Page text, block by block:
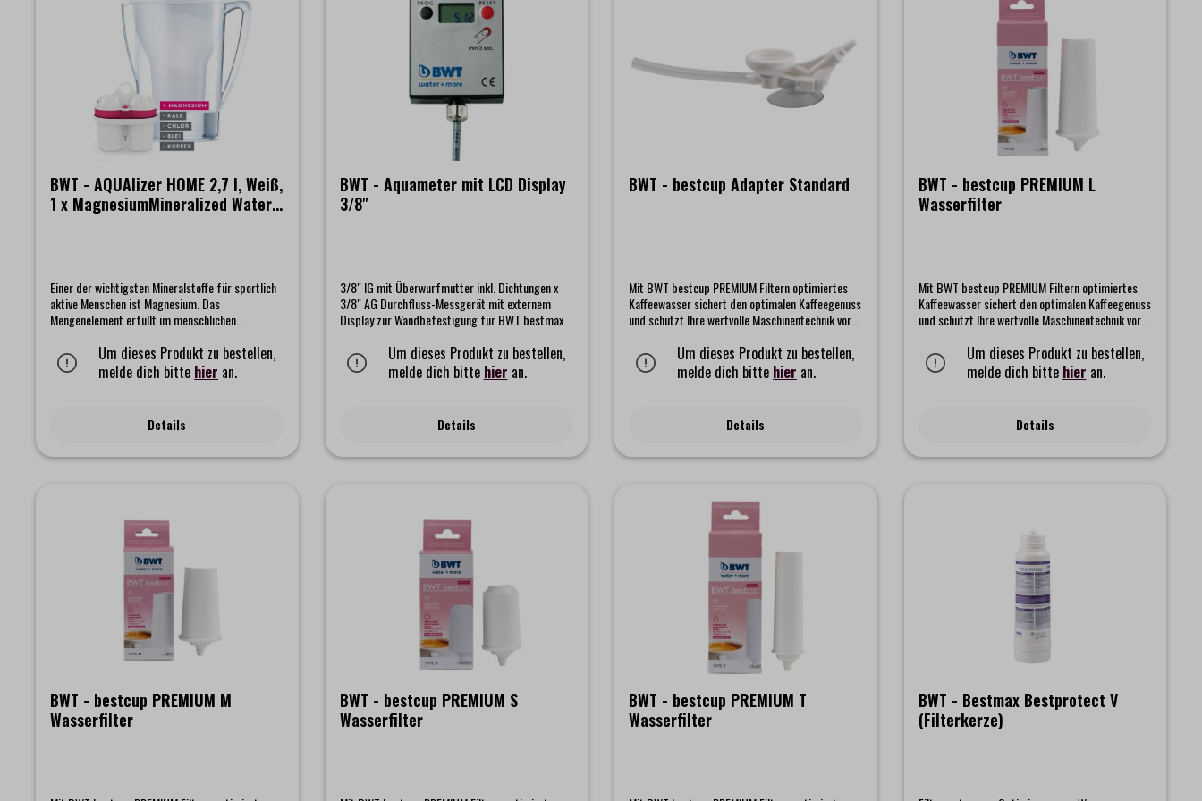
BWT - AQUAlizer HOME 2,7 l, Weiß,
1 x MagnesiumMineralized Water
Einer der wichtigsten Mineralstoffe für sportlich
aktive Menschen ist Magnesium. Das
Mengenelement erfüllt im menschlichen
so wichtig, da es verantwortlich für die normale
Muskelfunktion ist, aber auch an der
Zuckergewinnung, der Zellatmung und dem
Filtertechnologie optimiert Ihr Leitungswasser
und mineralisiert es mit Magnesium. "Magnesium
besonderen Boost und einen einzigartigen
Das im Wasser natürlich vorkommende
Magnesium (Mg2+) bleibt erhalten. Zusätzlich
wird durch den Austausch von Kalzium (Ca2+)
physiologisch wertvolles Magnesium freigesetzt.
Dadurch kommt es zu einer Erhöhung der Anzahl
an Magnesium-Ionen im gefilterten Wasser. Das
Ergebnis: Einzigartiger Geschmack dank
Magnesium und ein vollmundiges Aroma bei Tee
und Kaffee.Lieferumfang: 1 AQUAlizer
Filterkartuschen
Um dieses Produkt zu bestellen,
melde dich bitte hier an.
Details
BWT - Aquameter mit LCD Display
3/8"
3/8" IG mit Überwurfmutter inkl. Dichtungen x
3/8" AG Durchfluss-Messgerät mit externem
Display zur Wandbefestigung für BWT bestmax
Um dieses Produkt zu bestellen,
melde dich bitte hier an.
Details
BWT - bestcup Adapter Standard
Mit BWT bestcup PREMIUM Filtern optimiertes
Kaffeewasser sichert den optimalen Kaffeegenuss
und schützt Ihre wertvolle Maschinentechnik vor
bestcup PREMIUM Filter verfügen über einen
speziellen Anschluss und werden einfach in den
Ansaugstutzen im Tank von Kaffeemaschinen
Anschluss der In-Tankfiilter - BWT bestcup
PREMIUM T- BWT bestcup PREMIUM S- BWT
Um dieses Produkt zu bestellen,
melde dich bitte hier an.
Details
BWT - bestcup PREMIUM L
Wasserfilter
Mit BWT bestcup PREMIUM Filtern optimiertes
Kaffeewasser sichert den optimalen Kaffeegenuss
und schützt Ihre wertvolle Maschinentechnik vor
bestcup PREMIUM Filter verfügen über einen
speziellen Anschluss und werden einfach in den
Ansaugstutzen im Tank von Kaffeemaschinen
mit der BWT bestcup PREMIUM Profitechnik
reduziert gezielt sowohl den Gehalt an
Kalziumsulfat (Gips) und sorgt für klares,
mit dem Geschmacksträger Magnesium für
besten Kaffeegeschmack und eine perfekte
Crema.Filterkapazität bei 10 °KH = 200 Liter
Um dieses Produkt zu bestellen,
melde dich bitte hier an.
Details
BWT - bestcup PREMIUM M
Wasserfilter
BWT - bestcup PREMIUM S
Wasserfilter
BWT - bestcup PREMIUM T
Wasserfilter
BWT - Bestmax Bestprotect V
(Filterkerze)